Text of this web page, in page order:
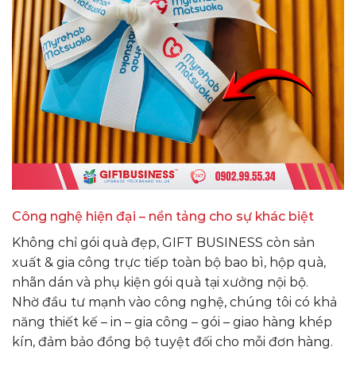
Công nghệ hiện đại – nền tảng cho sự khác biệt
Không chỉ gói quà đẹp, GIFT BUSINESS còn sản
xuất & gia công trực tiếp toàn bộ bao bì, hộp quà,
nhãn dán và phụ kiện gói quà tại xưởng nội bộ.
Nhờ đầu tư mạnh vào công nghệ, chúng tôi có khả
năng thiết kế – in – gia công – gói – giao hàng khép
kín, đảm bảo đồng bộ tuyệt đối cho mỗi đơn hàng.